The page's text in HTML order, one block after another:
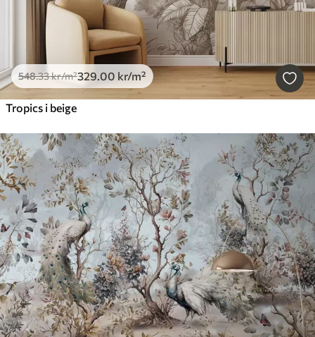
548.33kr/m²329.00 kr/m²
Tropics i beige